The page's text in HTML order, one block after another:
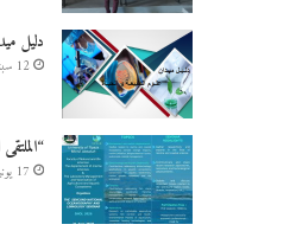
دليل
12 سبتمبر 2021
17 يونيو 2026